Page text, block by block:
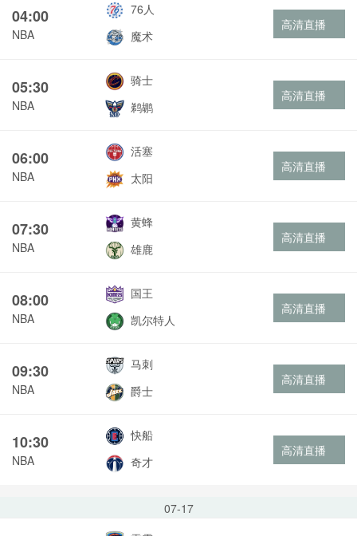
04:00
NBA
76人
魔术
高清直播
05:30
NBA
骑士
鹈鹕
高清直播
06:00
NBA
活塞
太阳
高清直播
07:30
NBA
黄蜂
雄鹿
高清直播
08:00
NBA
国王
凯尔特人
高清直播
09:30
NBA
马刺
爵士
高清直播
10:30
NBA
快船
奇才
高清直播
07-17